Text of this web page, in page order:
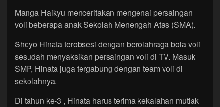
Manga Haikyu menceritakan mengenai persaingan
voli beberapa anak Sekolah Menengah Atas (SMA).
Shoyo Hinata terobsesi dengan berolahraga bola voli
sesudah menyaksikan persaingan voli di TV. Masuk
SMP, Hinata juga tergabung dengan team voli di
sekolahnya.
Di tahun ke-3 , Hinata harus terima kekalahan mutlak